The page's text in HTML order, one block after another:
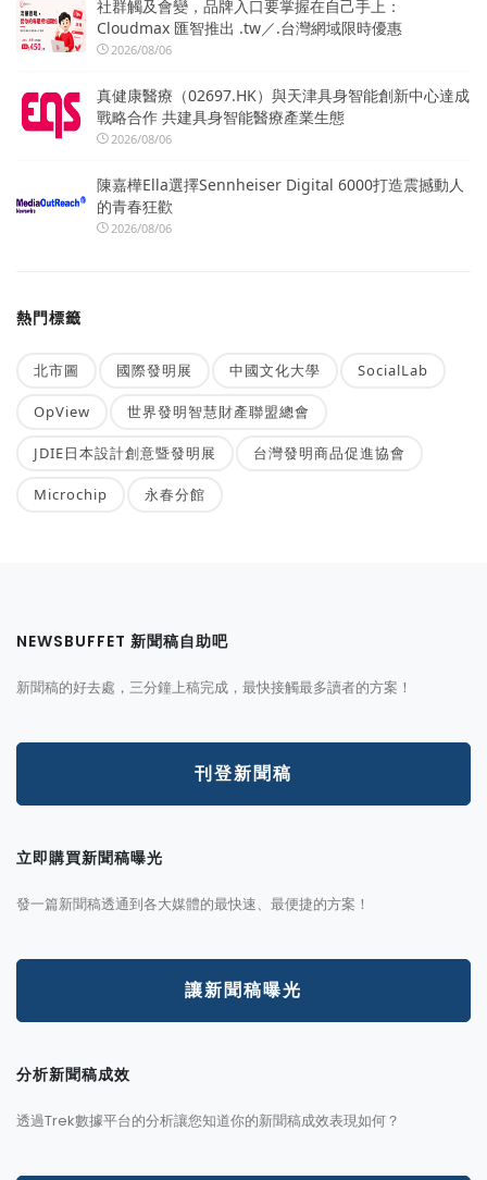
社群觸及會變，品牌入口要掌握在自己手上：
Cloudmax 匯智推出 .tw／.台灣網域限時優惠
2026/08/06
真健康醫療（02697.HK）與天津具身智能創新中心達成
戰略合作 共建具身智能醫療產業生態
2026/08/06
陳嘉樺Ella選擇Sennheiser Digital 6000打造震撼動人
的青春狂歡
2026/08/06
熱門標籤
北市圖 國際發明展 中國文化大學 SocialLab
OpView 世界發明智慧財產聯盟總會
JDIE日本設計創意暨發明展 台灣發明商品促進協會
Microchip 永春分館
NEWSBUFFET 新聞稿自助吧
新聞稿的好去處，三分鐘上稿完成，最快接觸最多讀者的方案！
刊登新聞稿
立即購買新聞稿曝光
發一篇新聞稿透通到各大媒體的最快速、最便捷的方案！
讓新聞稿曝光
分析新聞稿成效
透過Trek數據平台的分析讓您知道你的新聞稿成效表現如何？